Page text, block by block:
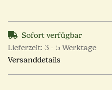
Sofort verfügbar
Lieferzeit: 3 - 5 Werktage
Versanddetails